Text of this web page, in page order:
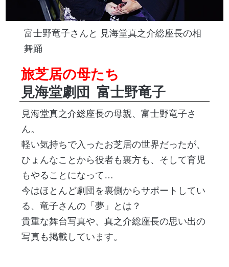
富士野竜子さんと 見海堂真之介総座長の相
舞踊
旅芝居の母たち
見海堂劇団
富士野竜子
見海堂真之介総座長の母親、富士野竜子さ
ん。
軽い気持ちで入ったお芝居の世界だったが、
ひょんなことから役者も裏方も、そして育児
もやることになって…
今はほとんど劇団を裏側からサポートしてい
る、竜子さんの「夢」とは？
貴重な舞台写真や、真之介総座長の思い出の
写真も掲載しています。